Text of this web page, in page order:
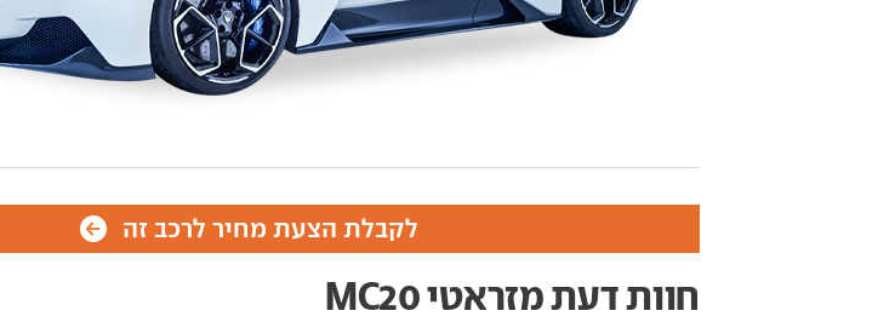
לקבלת הצעת מחיר לרכב זה
חוות דעת מזראטי MC20